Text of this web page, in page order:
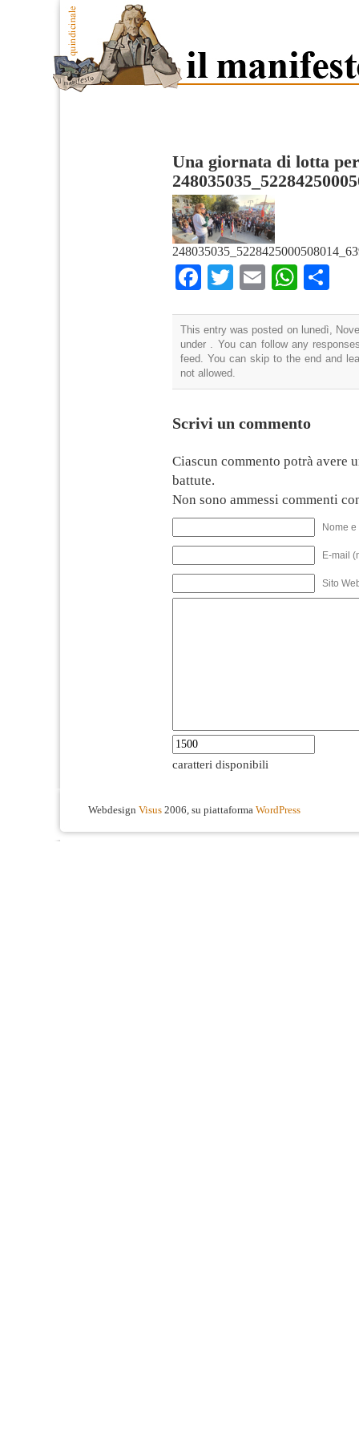
Una giornata di lotta
Facebook
TwitterEmail
This entry was posted on lunedì,
under . You can follow any
feed. You can skip to the end and
not allowed.
Scrivi un commento
Ciascun commento potrà avere
battute.
Non sono ammessi commenti
Nome
E-mail
Sito
caratteri disponibili
Webdesign Visus 2006, su piattaforma WordPress